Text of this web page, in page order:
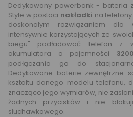
Dedykowany powerbank - bateria
Style w postaci nakładki na telefony
doskonałym rozwiązaniem dla
intensywnie korzystających ze
biegu" podładować telefon z
akumulatora o pojemności
podłączania go do
Dedykowane baterie zewnętrzne
kształtu danego modelu telefonu,
znacząco jego wymiarów, nie
żadnych przycisków i nie
słuchawkowego.